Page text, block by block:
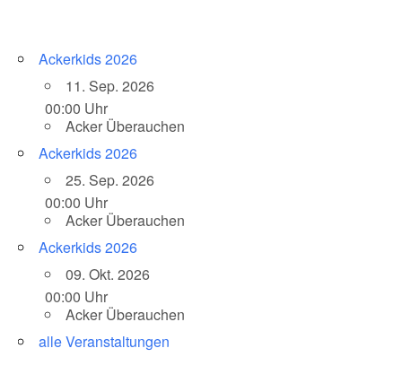
Ackerkids 2026
11. Sep. 2026
00:00 Uhr
Acker Überauchen
Ackerkids 2026
25. Sep. 2026
00:00 Uhr
Acker Überauchen
Ackerkids 2026
09. Okt. 2026
00:00 Uhr
Acker Überauchen
alle Veranstaltungen